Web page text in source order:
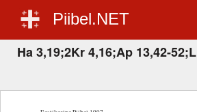
Piibel.NET
Ha 3,19;2Kr 4,16;Ap 13,42-